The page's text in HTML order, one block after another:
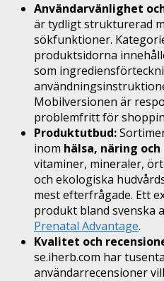
Användarvänlighet
är tydligt strukturerad
sökfunktioner.
produktsidorna
som
Mobilversionen är
problemfritt för
Produktutbud:
inom hälsa, näring
vitaminer, mineraler,
och ekologiska
mest efterfrågade. Ett
produkt bland svenska
Prenatal Advantage.
Kvalitet och
se.iherb.com har
användarrecensioner